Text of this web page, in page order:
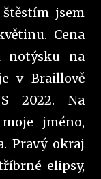
jsem
Cena
notýsku na
v Braillově
2022. Na
jméno,
Pravý okraj
elipsy,